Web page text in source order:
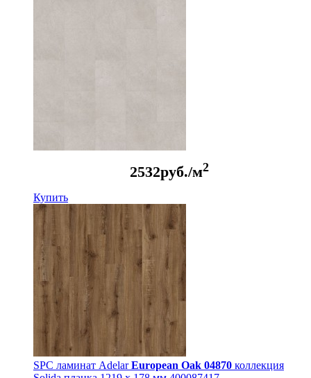
2532руб./м2
Купить
SPC ламинат AdelarEuropean Oak 04870 коллекция